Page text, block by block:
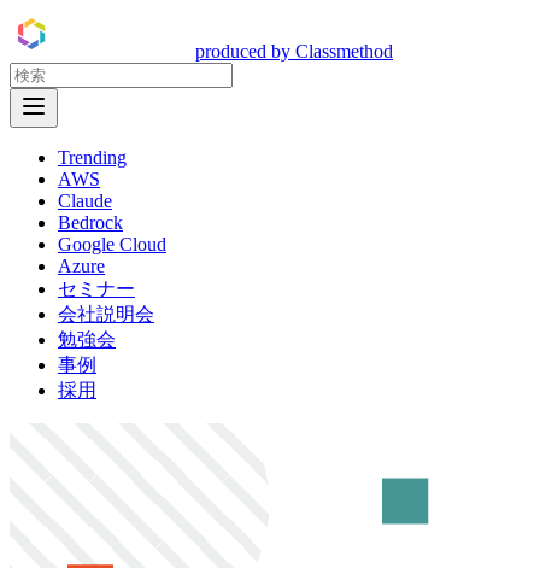
produced by Classmethod
Trending
AWS
Claude
Bedrock
Google Cloud
Azure
セミナー
会社説明会
勉強会
事例
採用